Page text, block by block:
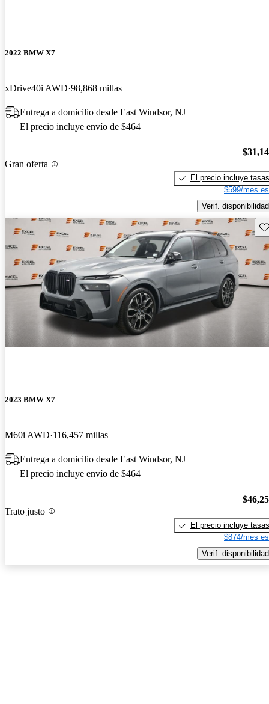
2022 BMW X7
xDrive40i AWD 98,868 millas
Entrega a domicilio desde East Windsor, NJ
El precio incluye envío de $464
Gran oferta
El precio incluye tasas
$599/mes
Verif. disponibilidad
2023 BMW X7
M60i AWD 116,457 millas
Entrega a domicilio desde East Windsor, NJ
El precio incluye envío de $464
Trato justo
El precio incluye tasas
$874/mes
Verif. disponibilidad